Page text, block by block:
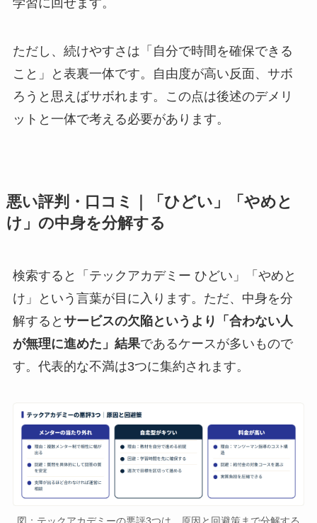
ただし、続けやすさは「自分で時間を確保できる
こと」と表裏一体です。自由度が高い反面、サボ
ろうと思えばサボれます。この点は後述のデメリ
ットと一体で考える必要があります。
悪い評判・口コミ｜「ひどい」「やめと
け」の中身を分解する
検索すると「テックアカデミー ひどい」「やめと
け」という言葉が目に入ります。ただ、中身を分
解すると サービスの欠陥というより「合わない人
が無理に進めた」結果であるケースが多いもので
す。代表的な不満は3つに集約されます。